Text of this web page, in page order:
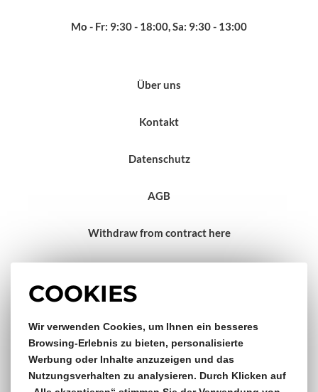
COOKIES
Wir verwenden Cookies, um Ihnen ein besseres
Browsing-Erlebnis zu bieten, personalisierte
Werbung oder Inhalte anzuzeigen und das
Nutzungsverhalten zu analysieren. Durch Klicken auf
Mo - Fr: 9:30 - 18:00, Sa: 9:30 - 13:00
Über uns
Kontakt
Datenschutz
AGB
Withdraw from contract here
Gratis Versand & Rückversand
ab €150,- Bestellwert